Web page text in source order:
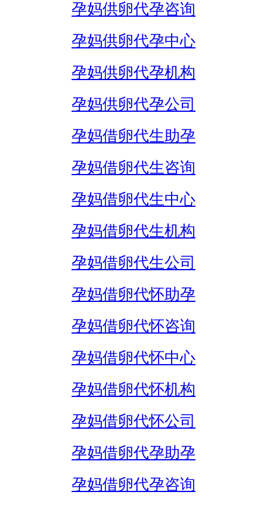
孕妈供卵代孕咨询
孕妈供卵代孕中心
孕妈供卵代孕机构
孕妈供卵代孕公司
孕妈借卵代生助孕
孕妈借卵代生咨询
孕妈借卵代生中心
孕妈借卵代生机构
孕妈借卵代生公司
孕妈借卵代怀助孕
孕妈借卵代怀咨询
孕妈借卵代怀中心
孕妈借卵代怀机构
孕妈借卵代怀公司
孕妈借卵代孕助孕
孕妈借卵代孕咨询